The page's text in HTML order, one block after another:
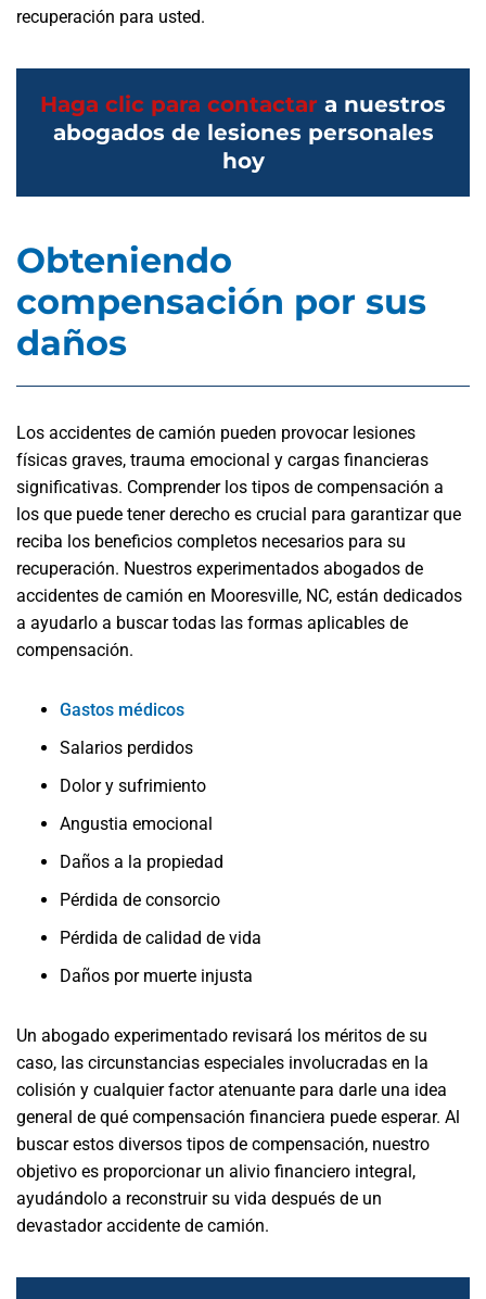
recuperación para usted.
Haga clic para contactar a nuestros
abogados de lesiones personales
hoy
Obteniendo
compensación por sus
daños
Los accidentes de camión pueden provocar lesiones
físicas graves, trauma emocional y cargas financieras
significativas. Comprender los tipos de compensación a
los que puede tener derecho es crucial para garantizar que
reciba los beneficios completos necesarios para su
recuperación. Nuestros experimentados abogados de
accidentes de camión en Mooresville, NC, están dedicados
a ayudarlo a buscar todas las formas aplicables de
compensación.
Gastos médicos
Salarios perdidos
Dolor y sufrimiento
Angustia emocional
Daños a la propiedad
Pérdida de consorcio
Pérdida de calidad de vida
Daños por muerte injusta
Un abogado experimentado revisará los méritos de su
caso, las circunstancias especiales involucradas en la
colisión y cualquier factor atenuante para darle una idea
general de qué compensación financiera puede esperar. Al
buscar estos diversos tipos de compensación, nuestro
objetivo es proporcionar un alivio financiero integral,
ayudándolo a reconstruir su vida después de un
devastador accidente de camión.